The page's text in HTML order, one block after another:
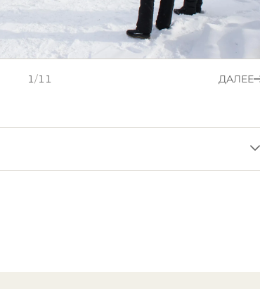
1/11 ДАЛЕЕ